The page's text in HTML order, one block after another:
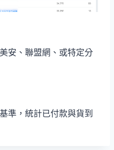
安、聯盟網、或特定分
準，統計已付款與貨到